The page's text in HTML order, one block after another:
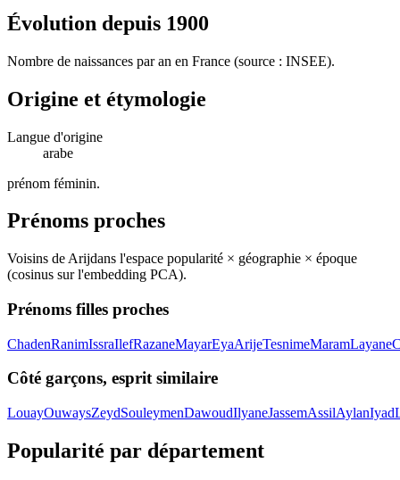
Évolution depuis 1900
Nombre de naissances par an en France (source : INSEE).
Origine et étymologie
Langue d'origine
arabe
prénom féminin.
Prénoms proches
Voisins de Arijdans l'espace popularité × géographie × époque
(cosinus sur l'embedding PCA).
Prénoms filles proches
ChadenRanimIssraIlefRazaneMayarEyaArijeTesnimeMaramLayane
Côté garçons, esprit similaire
LouayOuwaysZeydSouleymenDawoudIlyaneJassemAssilAylanIyad
Popularité par département